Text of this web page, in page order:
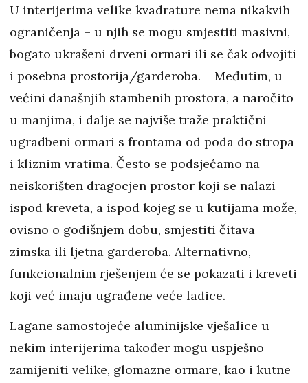
U interijerima velike kvadrature nema nikakvih
ograničenja – u njih se mogu smjestiti masivni,
bogato ukrašeni drveni ormari ili se čak odvojiti
i posebna prostorija/garderoba. Međutim, u
većini današnjih stambenih prostora, a naročito
u manjima, i dalje se najviše traže praktični
ugradbeni ormari s frontama od poda do stropa
i kliznim vratima. Često se podsjećamo na
neiskorišten dragocjen prostor koji se nalazi
ispod kreveta, a ispod kojeg se u kutijama može,
ovisno o godišnjem dobu, smjestiti čitava
zimska ili ljetna garderoba. Alternativno,
funkcionalnim rješenjem će se pokazati i kreveti
koji već imaju ugrađene veće ladice.
Lagane samostojeće aluminijske vješalice u
nekim interijerima također mogu uspješno
zamijeniti velike, glomazne ormare, kao i kutne